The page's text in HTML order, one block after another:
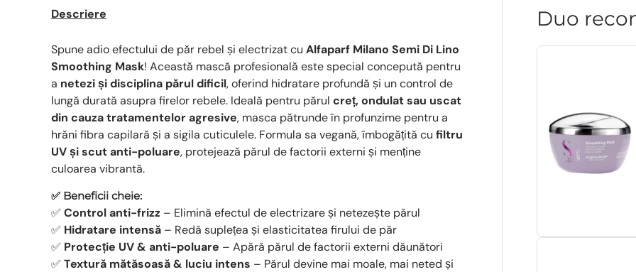
Duo
Descriere
Spune adio efectului de păr rebel și electrizat cu Alfaparf Milano Semi Di Lino
Smoothing Mask! Această mască profesională este special concepută pentru
a netezi și disciplina părul dificil, oferind hidratare profundă și un control de
lungă durată asupra firelor rebele. Ideală pentru părul creț, ondulat sau uscat
din cauza tratamentelor agresive, masca pătrunde în profunzime pentru a
hrăni fibra capilară și a sigila cuticulele. Formula sa vegană, îmbogățită cu filtru
UV și scut anti-poluare, protejează părul de factorii externi și menține
culoarea vibrantă.
✅ Beneficii cheie:
✅ Control anti-frizz – Elimină efectul de electrizare și netezește părul
✅ Hidratare intensă – Redă suplețea și elasticitatea firului de păr
✅ Protecție UV & anti-poluare – Apără părul de factorii externi dăunători
✅ Textură mătăsoasă & luciu intens – Părul devine mai moale, mai neted și